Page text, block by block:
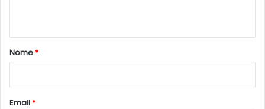
r
*
Nome*
Email*